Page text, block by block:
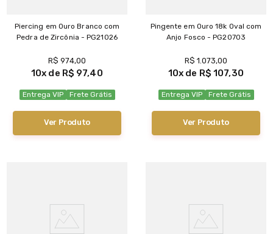
Piercing em Ouro Branco com
Pedra de Zircônia - PG21026
R$ 974,00
10 R$ 97,40
Entrega VIP Frete Grátis
Ver Produto
Pingente em Ouro 18k Oval com
Anjo Fosco - PG20703
R$ 1.073,00
10 R$ 107,30
Entrega VIP Frete Grátis
Ver Produto